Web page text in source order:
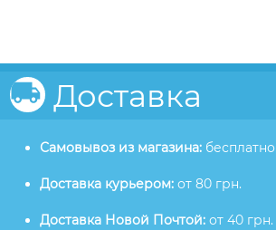
Доставка
Самовывоз из магазина: бесплатно
Доставка курьером: от 80 грн.
Доставка Новой Почтой: от 40 грн.